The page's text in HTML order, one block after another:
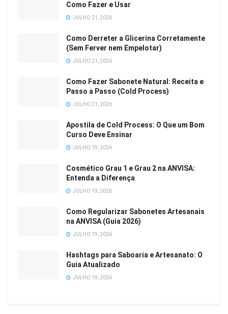
Como Fazer e Usar
JULHO 21, 2026
Como Derreter a Glicerina Corretamente
(Sem Ferver nem Empelotar)
JULHO 21, 2026
Como Fazer Sabonete Natural: Receita e
Passo a Passo (Cold Process)
JULHO 21, 2026
Apostila de Cold Process: O Que um Bom
Curso Deve Ensinar
JULHO 19, 2026
Cosmético Grau 1 e Grau 2 na ANVISA:
Entenda a Diferença
JULHO 19, 2026
Como Regularizar Sabonetes Artesanais
na ANVISA (Guia 2026)
JULHO 19, 2026
Hashtags para Saboaria e Artesanato: O
Guia Atualizado
JULHO 19, 2026